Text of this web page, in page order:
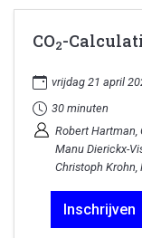
CO2-
vrijdag 21 april
30 minuten
Robert Hartman,
Manu Dierickx-
Christoph
Inschrijven